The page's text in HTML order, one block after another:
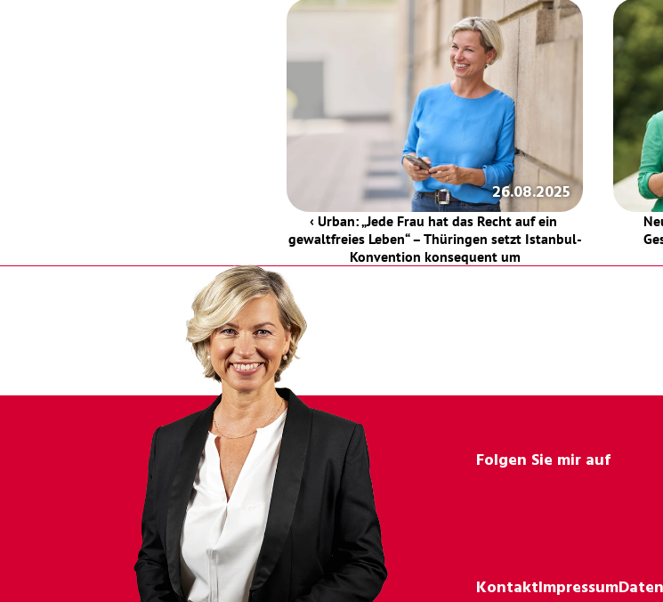
26.08.2025
‹ Urban: „Jede Frau hat das Recht auf ein
gewaltfreies Leben“ – Thüringen setzt Istanbul-
Konvention konsequent um
Folgen Sie mir auf
KontaktImpressum